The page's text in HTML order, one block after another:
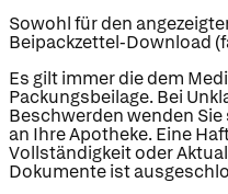
Sowohl für den
Beipackzettel-Download
Es gilt immer die dem
Packungsbeilage. Bei
Beschwerden wenden
an Ihre Apotheke. Eine
Vollständigkeit oder
Dokumente ist